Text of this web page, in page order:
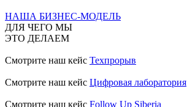
НАША БИЗНЕС-МОДЕЛЬ
ДЛЯ ЧЕГО МЫ
ЭТО ДЕЛАЕМ
Смотрите наш кейс Техпрорыв
Смотрите наш кейс Цифровая лаборатория
Смотрите наш кейс Follow Up Siberia